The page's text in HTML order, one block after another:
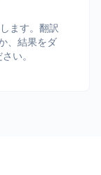
ます。翻訳
、結果をダ
い。